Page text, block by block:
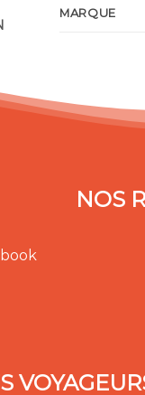
MARQUE
NOS